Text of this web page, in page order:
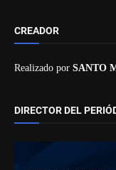
CREADOR
Realizado por SANTO
DIRECTOR DEL